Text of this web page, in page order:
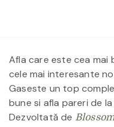
Afla care este cea mai
cele mai interesante
Gaseste un top
bune si afla pareri de
Dezvoltată de